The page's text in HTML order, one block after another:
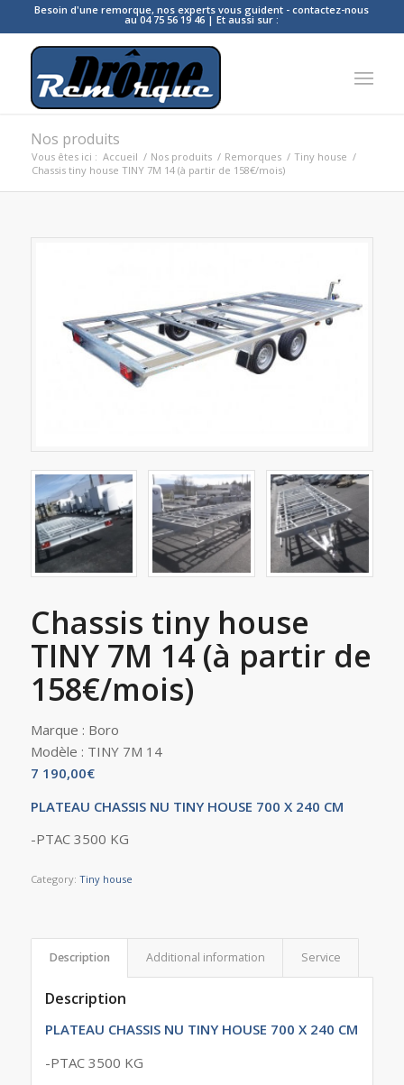
Besoin d'une remorque, nos experts vous guident - contactez-nous
au 04 75 56 19 46 | Et aussi sur :
Nos produits
Vous êtes ici : Accueil / Nos produits / Remorques / Tiny house /
Chassis tiny house TINY 7M 14 (à partir de 158€/mois)
Chassis tiny house
TINY 7M 14 (à partir de
158€/mois)
Marque : Boro
Modèle : TINY 7M 14
7 190,00€
PLATEAU CHASSIS NU TINY HOUSE 700 X 240 CM
-PTAC 3500 KG
Category: Tiny house
Description Additional information Service
Description
PLATEAU CHASSIS NU TINY HOUSE 700 X 240 CM
-PTAC 3500 KG